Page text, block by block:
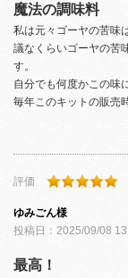
魔法の調味料
私は元々ゴーヤの苦味
議なくらいゴーヤの苦
す。
自分でも何度かこの味
毎年このキットの販売
評価
ゆみごん様
投稿日： 2025/09/08
最高！